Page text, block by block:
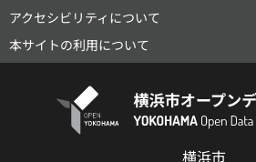
アクセシビリティについて
本サイトの利用について
横浜市